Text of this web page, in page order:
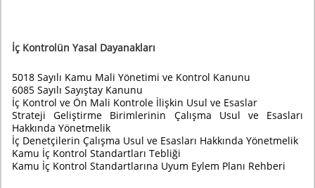
İç Kontrolün Yasal Dayanakları
5018 Sayılı Kamu Mali Yönetimi ve Kontrol Kanunu
6085 Sayılı Sayıştay Kanunu
İç Kontrol ve Ön Mali Kontrole İlişkin Usul ve Esaslar
Strateji Geliştirme Birimlerinin Çalışma Usul ve Esasları
Hakkında Yönetmelik
İç Denetçilerin Çalışma Usul ve Esasları Hakkında Yönetmelik
Kamu İç Kontrol Standartları Tebliği
Kamu İç Kontrol Standartlarına Uyum Eylem Planı Rehberi